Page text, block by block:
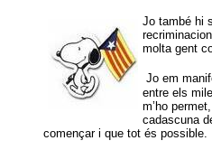
Jo també hi
molta gent
Jo em
entre els
m’ho
cadascuna
començar i que tot és possible.